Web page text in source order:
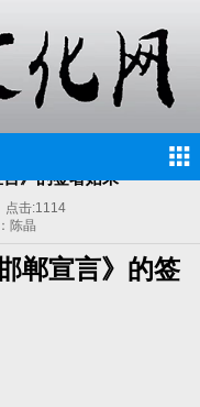
》的签署始末
点击:1114
陈晶
郸宣言》的签